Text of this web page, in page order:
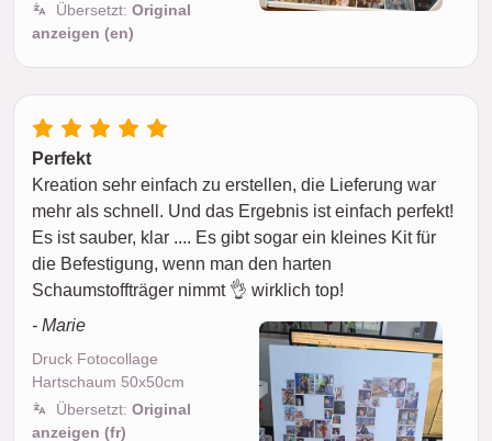
Übersetzt: Original
anzeigen (en)
Perfekt
Kreation sehr einfach zu erstellen, die Lieferung war
mehr als schnell. Und das Ergebnis ist einfach perfekt!
Es ist sauber, klar .... Es gibt sogar ein kleines Kit für
die Befestigung, wenn man den harten
Schaumstoffträger nimmt 👌 wirklich top!
- Marie
Druck Fotocollage
Hartschaum 50x50cm
Übersetzt: Original
anzeigen (fr)